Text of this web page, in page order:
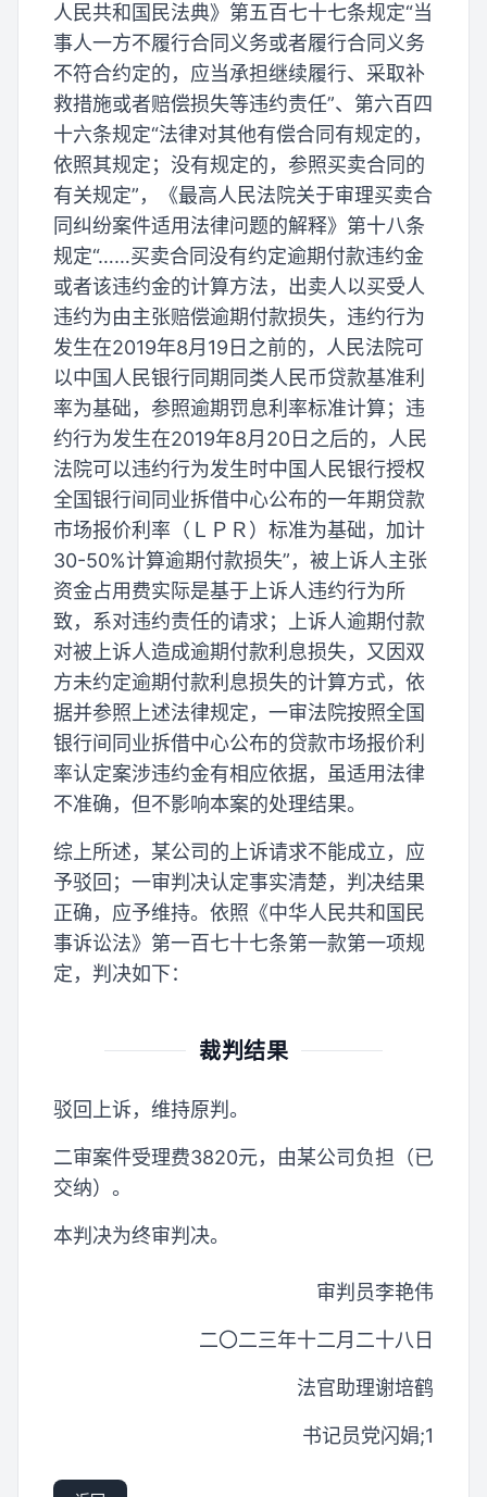
人民共和国民法典》第五百七十七条规定“当
事人一方不履行合同义务或者履行合同义务
不符合约定的，应当承担继续履行、采取补
救措施或者赔偿损失等违约责任”、第六百四
十六条规定“法律对其他有偿合同有规定的，
依照其规定；没有规定的，参照买卖合同的
有关规定”，《最高人民法院关于审理买卖合
同纠纷案件适用法律问题的解释》第十八条
规定“……买卖合同没有约定逾期付款违约金
或者该违约金的计算方法，出卖人以买受人
违约为由主张赔偿逾期付款损失，违约行为
发生在2019年8月19日之前的，人民法院可
以中国人民银行同期同类人民币贷款基准利
率为基础，参照逾期罚息利率标准计算；违
约行为发生在2019年8月20日之后的，人民
法院可以违约行为发生时中国人民银行授权
全国银行间同业拆借中心公布的一年期贷款
市场报价利率（ＬＰＲ）标准为基础，加计
30-50%计算逾期付款损失”，被上诉人主张
资金占用费实际是基于上诉人违约行为所
致，系对违约责任的请求；上诉人逾期付款
对被上诉人造成逾期付款利息损失，又因双
方未约定逾期付款利息损失的计算方式，依
据并参照上述法律规定，一审法院按照全国
银行间同业拆借中心公布的贷款市场报价利
率认定案涉违约金有相应依据，虽适用法律
不准确，但不影响本案的处理结果。
综上所述，某公司的上诉请求不能成立，应
予驳回；一审判决认定事实清楚，判决结果
正确，应予维持。依照《中华人民共和国民
事诉讼法》第一百七十七条第一款第一项规
定，判决如下：
裁判结果
驳回上诉，维持原判。
二审案件受理费3820元，由某公司负担（已
交纳）。
本判决为终审判决。
审判员李艳伟
二〇二三年十二月二十八日
法官助理谢培鹤
书记员党闪娟;1